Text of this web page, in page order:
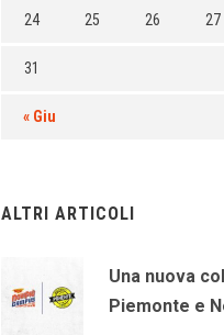
« Giu
24 25 26 27
31
ALTRI ARTICOLI
Una nuova
Piemonte e